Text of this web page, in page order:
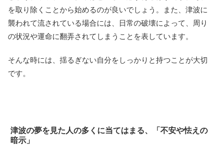
を取り除くことから始めるのが良いでしょう。また、津波に
襲われて流されている場合には、日常の破壊によって、周り
の状況や運命に翻弄されてしまうことを表しています。
そんな時には、揺るぎない自分をしっかりと持つことが大切
です。
津波の夢を見た人の多くに当てはまる、「不安や怯えの
暗示」